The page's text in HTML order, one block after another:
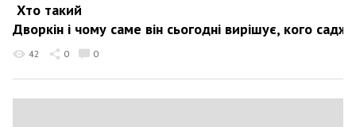
Хто такий
Дворкін і чому саме він сьогодні вирішує, кого
42 0 0